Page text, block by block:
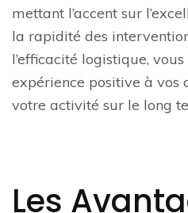
mettant l’accent sur
la rapidité des
l’efficacité logistique,
expérience positive à vos
votre activité sur le long
Les